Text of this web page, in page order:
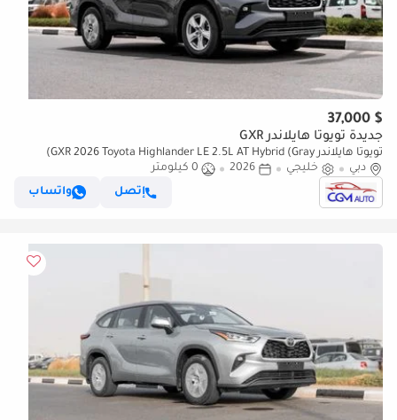
$ 37,000
جديدة تويوتا هايلاندر GXR
تويوتا هايلاندر GXR 2026 Toyota Highlander LE 2.5L AT Hybrid (Gray)
دبي
خليجي 2026
0 كيلومتر
إتصل
واتساب